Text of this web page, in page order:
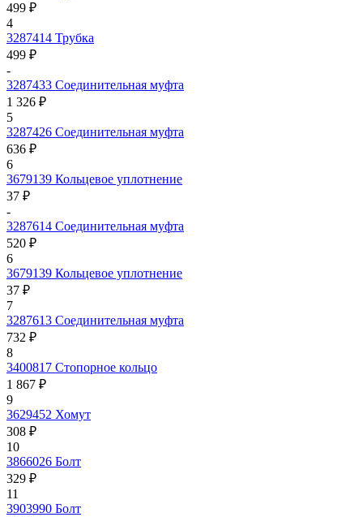
499 ₽
4
3287414 Трубка
499 ₽
-
3287433 Соединительная муфта
1 326 ₽
5
3287426 Соединительная муфта
636 ₽
6
3679139 Кольцевое уплотнение
37 ₽
-
3287614 Соединительная муфта
520 ₽
6
3679139 Кольцевое уплотнение
37 ₽
7
3287613 Соединительная муфта
732 ₽
8
3400817 Стопорное кольцо
1 867 ₽
9
3629452 Хомут
308 ₽
10
3866026 Болт
329 ₽
11
3903990 Болт